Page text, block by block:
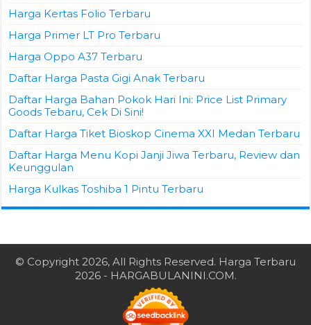
Harga Kertas Folio Terbaru
Harga Primer LT Pro Terbaru
Harga Oppo A37 Terbaru
Daftar Harga Pasta Gigi Anak Terbaru
Daftar Harga Bahan Pokok Hari Ini: Price List Primary
Goods Tebaru, Cek Di Sini!
Daftar Harga Tiket Bioskop Cinema XXI Medan Terbaru
Daftar Harga Menu Kopi Janji Jiwa Terbaru, Review dan
Keunggulan
Harga Kulkas Toshiba 1 Pintu Terbaru
© Copyright 2026, All Rights Reserved. Harga Terbaru
2026- HARGABULANINI.COM.